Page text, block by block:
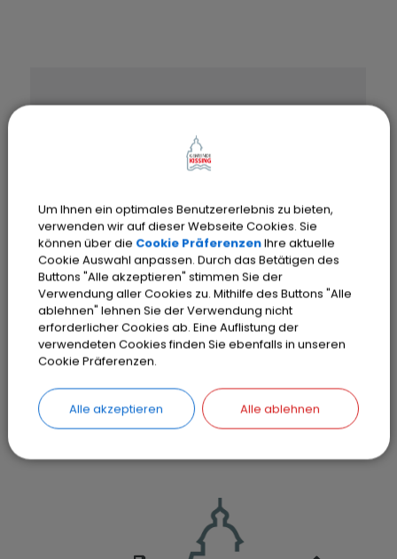
OpenStreetMap wird
derzeit nicht angezeigt
Bitte aktivieren Sie "OpenStreetMap"
in Ihren Cookie Einstellungen.
Cookies Anpassen
Um Ihnen ein optimales Benutzererlebnis zu bieten,
verwenden wir auf dieser Webseite Cookies. Sie
können über die Cookie PräferenzenIhre aktuelle
Cookie Auswahl anpassen. Durch das Betätigen des
Buttons "Alle akzeptieren" stimmen Sie der
Verwendung aller Cookies zu. Mithilfe des Buttons "Alle
ablehnen" lehnen Sie der Verwendung nicht
erforderlicher Cookies ab. Eine Auflistung der
verwendeten Cookies finden Sie ebenfalls in unseren
Cookie Präferenzen.
Alle akzeptieren Alle ablehnen